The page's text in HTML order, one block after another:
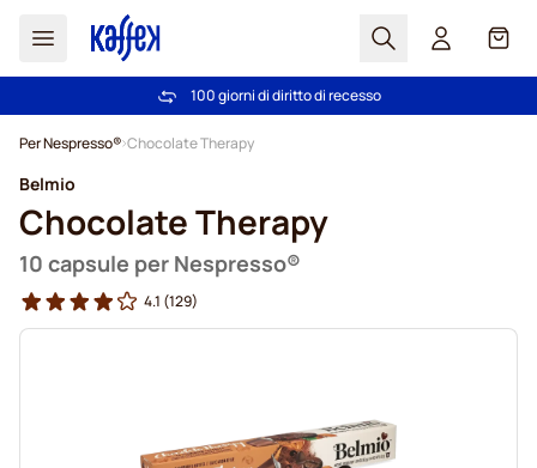
Search
Spedizione Gratuita oltre 49 €
100 giorni di diritto di recesso
Per Nespresso® Chocolate Therapy
Belmio
Chocolate Therapy
10 capsule per Nespresso®
4.1 (129)